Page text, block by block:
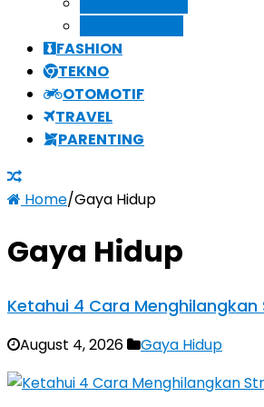
FASHION
TEKNO
OTOMOTIF
TRAVEL
PARENTING
Home/Gaya Hidup
Gaya Hidup
Ketahui 4 Cara
August 4, 2026 Gaya Hidup